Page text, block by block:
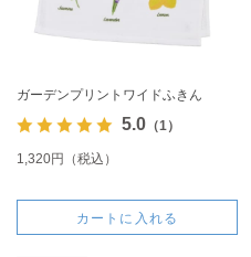
ガーデンプリントワイドふきん
5.0（1）
1,320円（税込）
カートに入れる